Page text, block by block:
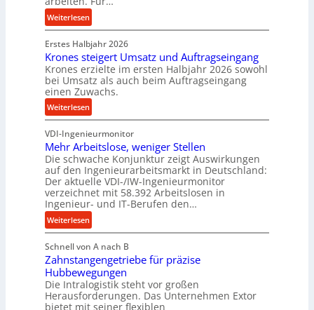
ü
c
k
p
r
o
z
e
s
i
n
e
t
r
i
b
u
n
d
H
y
d
r
a
l
i
k
i
m
Weiterlesen:
P
r
ä
z
i
s
e
u
n
d
l
a
n
g
e
b
i
g
e
K
Erstes Halbjahr 2026
Krones steigert Umsatz und Auftragseingang
Krones erzielte im ersten Halbjahr 2026 sowohl
bei Umsatz als auch beim Auftragseingang
einen Zuwachs.
Weiterlesen:
K
r
o
n
e
s
s
t
e
g
e
r
t
U
VDI-Ingenieurmonitor
Mehr Arbeitslose, weniger Stellen
Die schwache Konjunktur zeigt Auswirkungen
auf den Ingenieurarbeitsmarkt in Deutschland:
Der aktuelle VDI-/IW-Ingenieurmonitor
verzeichnet mit 58.392 Arbeitslosen in
Ingenieur- und IT-Berufen den…
Weiterlesen:
M
e
h
r
A
r
Schnell von A nach B
Zahnstangengetriebe für präzise
Hubbewegungen
Die Intralogistik steht vor großen
Herausforderungen. Das Unternehmen Extor
bietet mit seiner flexiblen